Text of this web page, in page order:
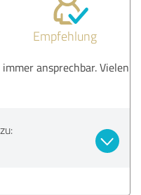
Empfehlung
ansprechbar. Vielen